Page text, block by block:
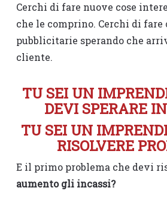
Cerchi di fare nuove cose
che le comprino. Cerchi di fare
pubblicitarie sperando che
cliente.
TU SEI UN
DEVI SPERARE
TU SEI UN
RISOLVERE
E il primo problema che devi
aumento gli incassi?